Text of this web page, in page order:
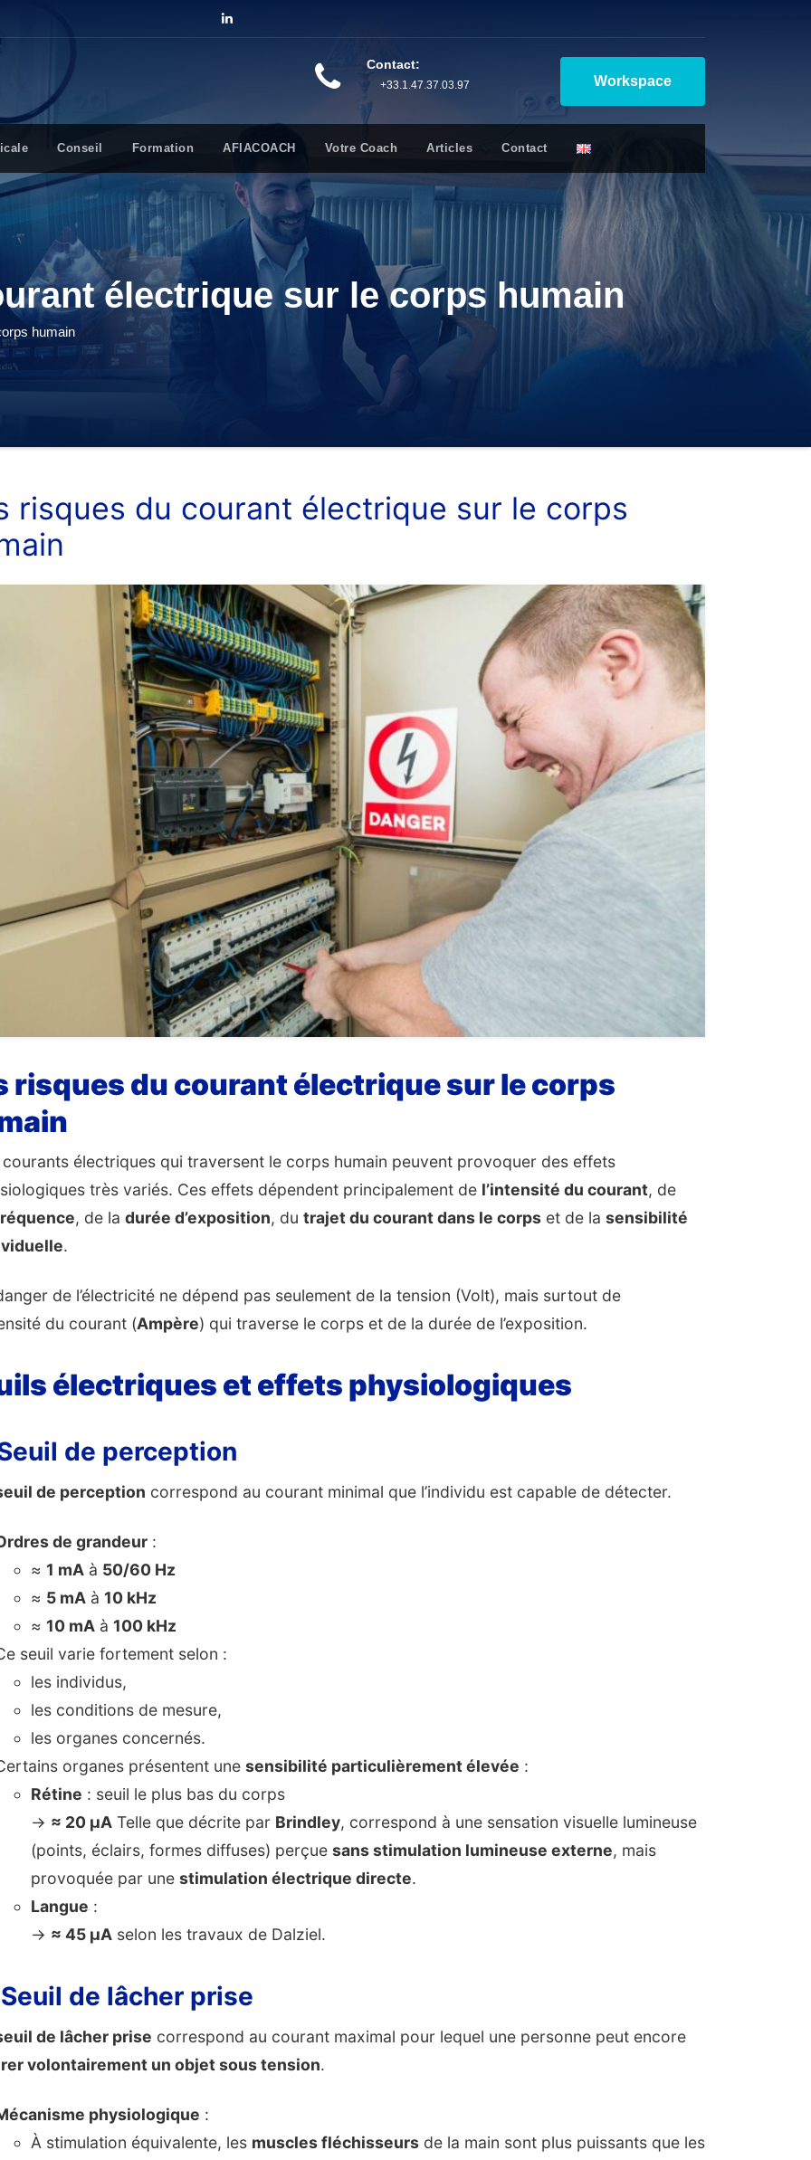
Contact:
+33.1.47.37.03.97 Workspace
Conseil Formation AFIACOACH Votre Coach Articles Contact
électrique sur le corps humain
humain
risques du courant électrique sur le corps
risques du courant électrique sur le corps
courants électriques qui traversent le corps humain peuvent provoquer des effets
très variés. Ces effets dépendent principalement de l’intensité du courant, de
, de la durée d’exposition, du trajet du courant dans le corps et de la sensibilité
.
de l’électricité ne dépend pas seulement de la tension (Volt), mais surtout de
du courant (Ampère) qui traverse le corps et de la durée de l’exposition.
électriques et effets physiologiques
de perception
de perception correspond au courant minimal que l’individu est capable de détecter.
de grandeur :
≈ 1 mA à 50/60 Hz
≈ 5 mA à 10 kHz
≈ 10 mA à 100 kHz
seuil varie fortement selon :
les individus,
les conditions de mesure,
les organes concernés.
organes présentent une sensibilité particulièrement élevée :
Rétine : seuil le plus bas du corps
→ ≈ 20 µA Telle que décrite par Brindley, correspond à une sensation visuelle lumineuse
(points, éclairs, formes diffuses) perçue sans stimulation lumineuse externe, mais
provoquée par une stimulation électrique directe.
Langue :
→ ≈ 45 µA selon les travaux de Dalziel.
de lâcher prise
de lâcher prise correspond au courant maximal pour lequel une personne peut encore
volontairement un objet sous tension.
physiologique :
À stimulation équivalente, les muscles fléchisseurs de la main sont plus puissants que les